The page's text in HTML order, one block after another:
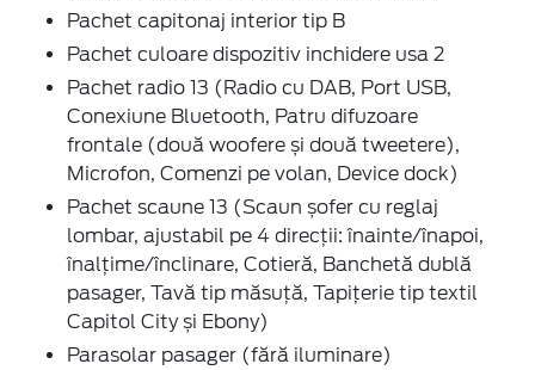
Pachet capitonaj interior tip B
Pachet culoare dispozitiv inchidere usa 2
Pachet radio 13 (Radio cu DAB, Port USB,
Conexiune Bluetooth, Patru difuzoare
frontale (două woofere și două tweetere),
Microfon, Comenzi pe volan, Device dock)
Pachet scaune 13 (Scaun șofer cu reglaj
lombar, ajustabil pe 4 direcții: înainte/înapoi,
înalțime/înclinare, Cotieră, Banchetă dublă
pasager, Tavă tip măsuță, Tapițerie tip textil
Capitol City și Ebony)
Parasolar pasager (fără iluminare)